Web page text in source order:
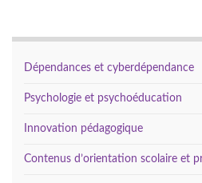
Dépendances et cyberdépendance
Psychologie et psychoéducation
Innovation pédagogique
Contenus d’orientation scolaire et